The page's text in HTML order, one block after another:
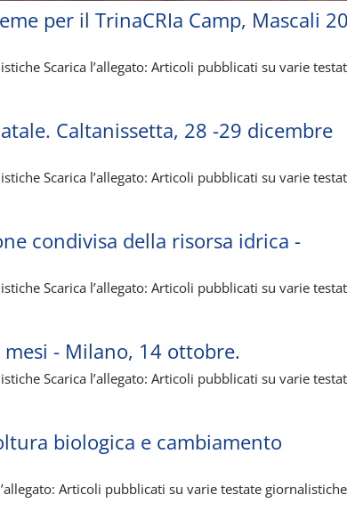
per il TrinaCRIa Camp, Mascali
Scarica l’allegato: Articoli pubblicati su varie
Caltanissetta, 28 -29 dicembre
Scarica l’allegato: Articoli pubblicati su varie
condivisa della risorsa idrica -
Scarica l’allegato: Articoli pubblicati su varie
mesi - Milano, 14 ottobre.
Scarica l’allegato: Articoli pubblicati su varie
biologica e cambiamento
Articoli pubblicati su varie testate giornalistiche